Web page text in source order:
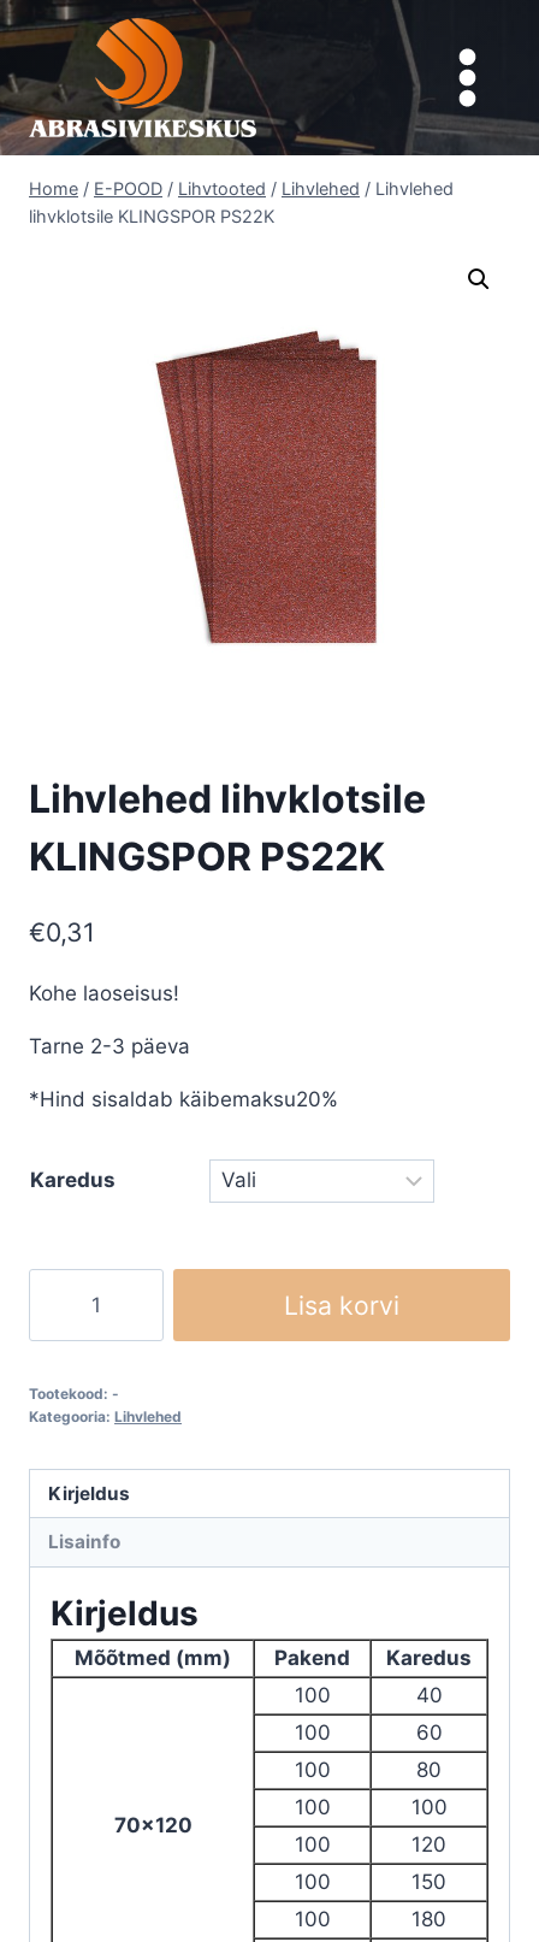
Skip
to
content
Home / E-POOD / Lihvtooted / Lihvlehed / Lihvlehed
lihvklotsile KLINGSPOR PS22K
Lihvlehed lihvklotsile
KLINGSPOR PS22K
€0,31
Kohe laoseisus!
Tarne 2-3 päeva
*Hind sisaldab käibemaksu20%
Karedus
lihvklotsile
KLINGSPOR
kogus
Lisa korvi
Tootekood: -
Kategooria: Lihvlehed
Kirjeldus
Lisainfo
Kirjeldus
Mõõtmed (mm) Pakend Karedus
70×120
100
40
100
60
100
80
100
100
100
120
100
150
100
180